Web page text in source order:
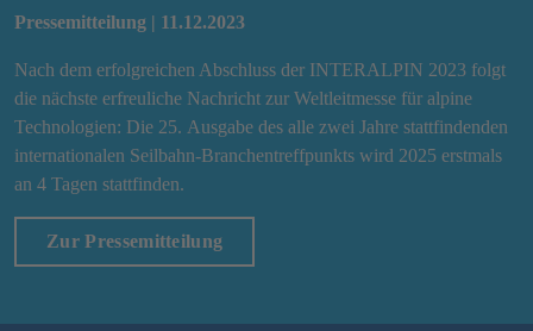
Pressemitteilung | 11.12.2023
Nach dem erfolgreichen Abschluss der INTERALPIN 2023 folgt
die nächste erfreuliche Nachricht zur Weltleitmesse für alpine
Technologien: Die 25. Ausgabe des alle zwei Jahre stattfindenden
internationalen Seilbahn-Branchentreffpunkts wird 2025 erstmals
an 4 Tagen stattfinden.
Zur Pressemitteilung